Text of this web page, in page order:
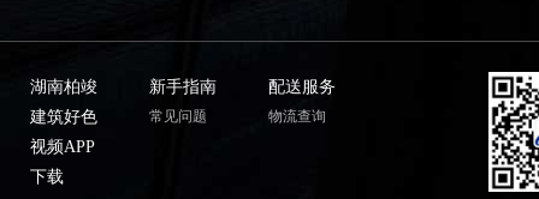
湖南柏竣
建筑好色
视频APP
下载
新手指南
常见问题
配送服务
物流查询